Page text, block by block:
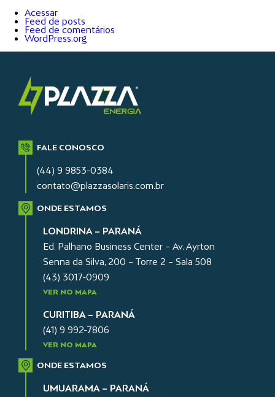
Acessar
Feed de posts
Feed de comentários
WordPress.org
FALE CONOSCO
(44) 9 9853-0384
contato@plazzasolaris.com.br
ONDE ESTAMOS
LONDRINA – PARANÁ
Ed. Palhano Business Center – Av. Ayrton
Senna da Silva, 200 – Torre 2 – Sala 508
(43) 3017-0909
VER NO MAPA
CURITIBA – PARANÁ
(41) 9 992-7806
VER NO MAPA
ONDE ESTAMOS
UMUARAMA – PARANÁ